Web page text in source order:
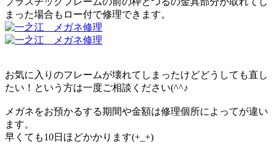
まった場合もロー付で修理できます。
お気に入りのフレームが壊れてしまったけどどうしても直し
たい！という方は一度ご相談ください(^^♪
メガネをお預かるする期間や金額は修理個所によってが違い
ます。
早くても10日ほどかかります(+_+)